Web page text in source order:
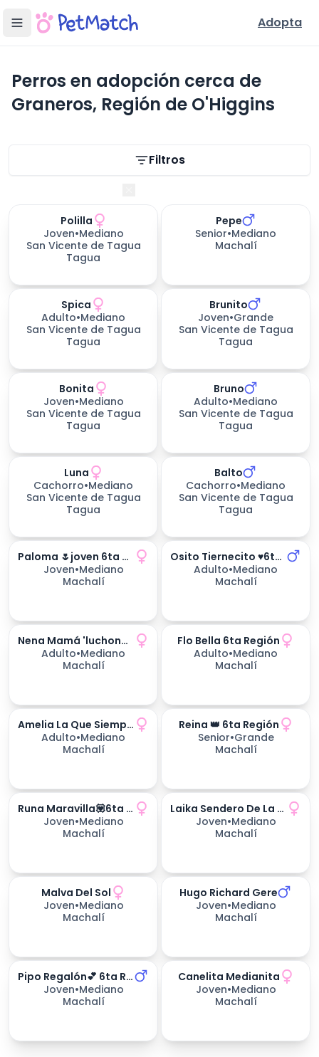
Adopta
Perros en adopción cerca de
Graneros, Región de O'Higgins
Filtros
días esperando
Polilla
Joven•Mediano
San Vicente de Tagua
Tagua
Pepe
Senior•Mediano
Machalí
Spica
Adulto•Mediano
San Vicente de Tagua
Tagua
Brunito
Joven•Grande
San Vicente de Tagua
Tagua
Bonita
Joven•Mediano
San Vicente de Tagua
Tagua
Bruno
Adulto•Mediano
San Vicente de Tagua
Tagua
días esperando
Luna
Cachorro•Mediano
San Vicente de Tagua
Tagua
Balto
Cachorro•Mediano
San Vicente de Tagua
Tagua
Paloma 🌷joven 6ta Región
Joven•Mediano
Machalí
Osito Tiernecito ♥️6ta Región
Adulto•Mediano
Machalí
Nena Mamá 'luchona'💪🌷6ta Región
Adulto•Mediano
Machalí
Flo Bella 6ta Región
Adulto•Mediano
Machalí
171días esperando
Amelia La Que Siempre Vuelve
Adulto•Mediano
Machalí
Reina 👑 6ta Región
Senior•Grande
Machalí
Runa Maravilla💟6ta Región
Joven•Mediano
Machalí
171días esperando
Laika Sendero De La Vida
Joven•Mediano
Machalí
días esperando
Malva Del Sol
Joven•Mediano
Machalí
235días esperando
Hugo Richard Gere
Joven•Mediano
Machalí
Pipo Regalón💕 6ta Región
Joven•Mediano
Machalí
255días esperando
Canelita Medianita
Joven•Mediano
Machalí